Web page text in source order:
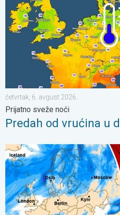
četvrtak, 6. avgust 2026.
Prijatno sveže noći
Predah od vrućina u
Početkom naredne sedmice